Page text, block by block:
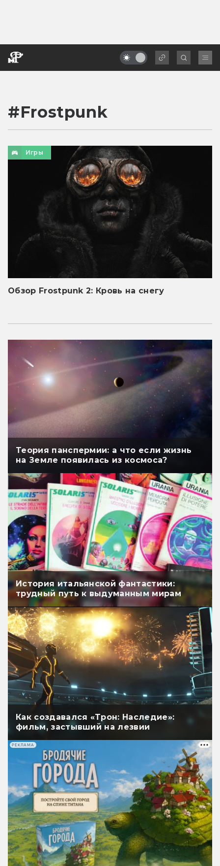
#Frostpunk
Игры
Обзор Frostpunk 2: Кровь на снегу
Теория панспермии: а что если жизнь
на Земле появилась из космоса?
История итальянской фантастики:
трудный путь к выдуманным мирам
Как создавался «Трон: Наследие»:
фильм, застывший на лезвии
РЕКЛАМА